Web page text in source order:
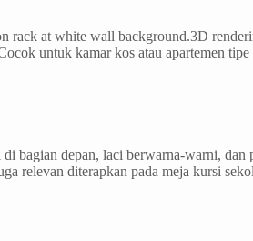
rack at white wall background.3D
untuk kamar kos atau apartemen
di bagian depan, laci berwarna-warni, dan
relevan diterapkan pada meja kursi